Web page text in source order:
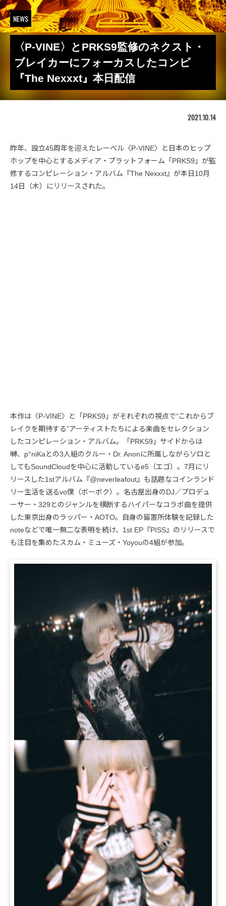
NEWS
〈P-VINE〉とPRKS9監修のネクスト・
ブレイカーにフォーカスしたコンピ
『The Nexxxt』本日配信
2021.10.14
昨年、設立45周年を迎えたレーベル〈P-VINE〉と日本のヒップ
ホップを中心とするメディア・プラットフォーム「PRKS9」が監
修するコンピレーション・アルバム『The Nexxxt』が本日10月
14日（木）にリリースされた。
本作は〈P-VINE〉と「PRKS9」がそれぞれの視点で“これからブ
レイクを期待する”アーティストたちによる楽曲をセレクション
したコンピレーション・アルバム。「PRKS9」サイドからは
嚩、p°niKaとの3人組のクルー・Dr. Anonに所属しながらソロと
してもSoundCloudを中心に活動しているe5（エゴ）。7月にリ
リースした1stアルバム『@neverleafout』も話題なコインランド
リー生活を送るvo僕（ボーボク）。名古屋出身のDJ／プロデュ
ーサー・329とのジャンルを横断するハイパーなコラボ曲を提供
した東京出身のラッパー・AOTO。自身の留置所体験を記録した
noteなどで唯一無二な表明を続け、1st EP『PISS』のリリースで
も注目を集めたスカム・ミューズ・Yoyouの4組が参加。